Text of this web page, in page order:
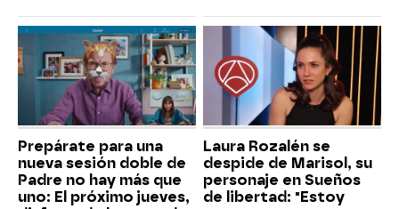
Prepárate para una
nueva sesión doble de
Padre no hay más que
uno: El próximo jueves,
Laura Rozalén se
despide de Marisol, su
personaje en Sueños
de libertad: "Estoy